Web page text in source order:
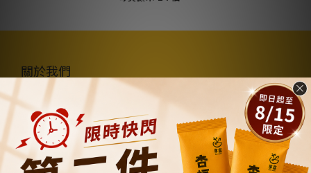
關於我們
品牌故事
商店簡介
隱私權及網站使用條款